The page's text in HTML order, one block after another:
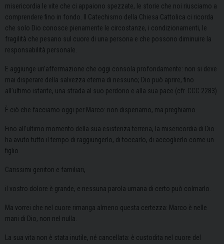
misericordia le vite che ci appaiono spezzate, le storie che noi riusciamo a
comprendere fino in fondo. Il Catechismo della Chiesa Cattolica ci ricorda
che solo Dio conosce pienamente le circostanze, i condizionamenti, le
fragilità che pesano sul cuore di una persona e che possono diminuire la
responsabilità personale.
E aggiunge un’affermazione che oggi consola profondamente: non si deve
mai disperare della salvezza eterna di nessuno; Dio può aprire, fino
all’ultimo istante, una strada al suo perdono e alla sua pace (cfr. CCC 2283).
È ciò che facciamo oggi per Marco: non disperiamo, ma preghiamo.
Fino all’ultimo momento della sua esistenza terrena, la misericordia di Dio
ha avuto tutto il tempo di raggiungerlo, di toccarlo, di accoglierlo come un
figlio.
Carissimi genitori e familiari,
il vostro dolore è grande, e nessuna parola umana di certo può colmarlo.
Ma vorrei che nel cuore rimanga almeno questa certezza: Marco è nelle
mani di Dio, non nel nulla.
La sua vita non è stata inutile, né cancellata: è custodita nel cuore del